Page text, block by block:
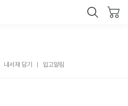
내서재 담기 입고알림